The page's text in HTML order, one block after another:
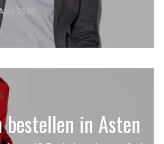
2020
bestellen in Asten